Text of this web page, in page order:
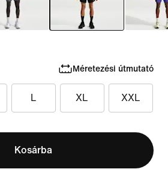
Méretezési útmutató
L XL XXL
Kosárba